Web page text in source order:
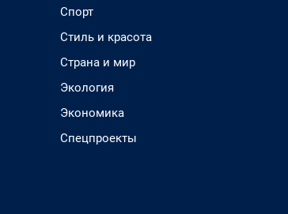
Спорт
Стиль и красота
Страна и мир
Экология
Экономика
Спецпроекты